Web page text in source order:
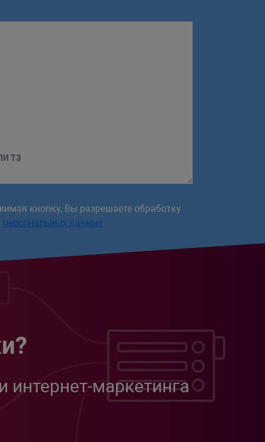
ТЗ
кнопку, Вы разрешаете обработку
персональных данных
интернет-маркетинга